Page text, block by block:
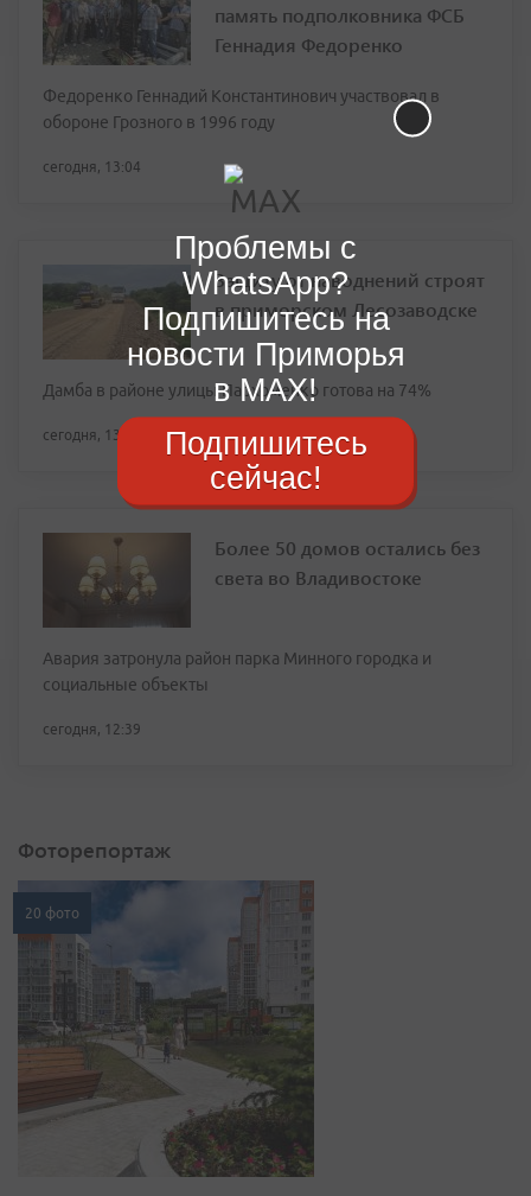
память подполковника ФСБ
Геннадия Федоренко
Федоренко Геннадий Константинович участвовал в
обороне Грозного в 1996 году
сегодня, 13:04
Защиту от наводнений строят
в приморском Лесозаводске
Дамба в районе улицы Пархоменко готова на 74%
сегодня, 13:04
Более 50 домов остались без
света во Владивостоке
Авария затронула район парка Минного городка и
социальные объекты
сегодня, 12:39
Фоторепортаж
20 фото
Проблемы с
WhatsApp?
Подпишитесь на
новости Приморья
в MAX!
Подпишитесь
сейчас!